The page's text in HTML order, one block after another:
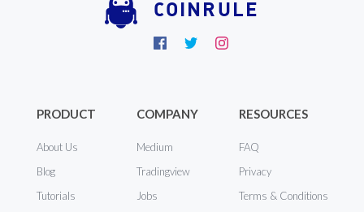
COINRULE
PRODUCT
About Us
Blog
Tutorials
COMPANY
Medium
Tradingview
Jobs
RESOURCES
FAQ
Privacy
Terms & Conditions